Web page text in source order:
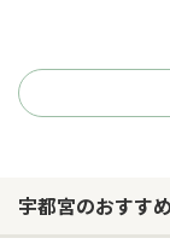
宇都宮のおすす